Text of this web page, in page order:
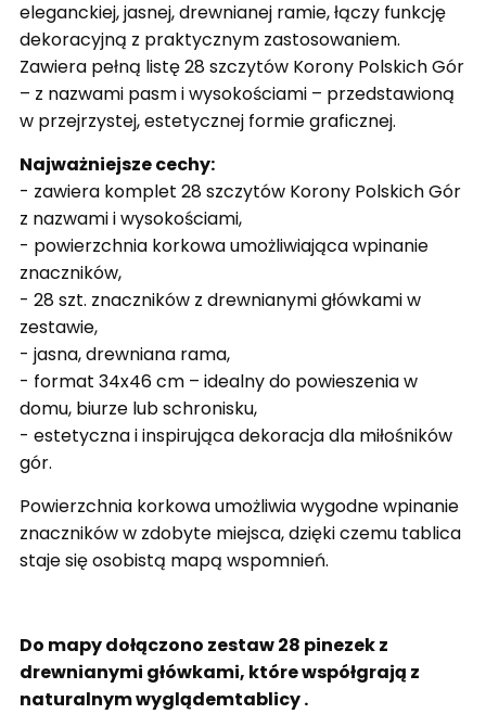
eleganckiej, jasnej, drewnianej ramie, łączy funkcję
dekoracyjną z praktycznym zastosowaniem.
Zawiera pełną listę 28 szczytów Korony Polskich Gór
– z nazwami pasm i wysokościami – przedstawioną
w przejrzystej, estetycznej formie graficznej.
Najważniejsze cechy:
- zawiera komplet 28 szczytów Korony Polskich Gór
z nazwami i wysokościami,
- powierzchnia korkowa umożliwiająca wpinanie
znaczników,
- 28 szt. znaczników z drewnianymi główkami w
zestawie,
- jasna, drewniana rama,
- format 34x46 cm – idealny do powieszenia w
domu, biurze lub schronisku,
- estetyczna i inspirująca dekoracja dla miłośników
gór.
Powierzchnia korkowa umożliwia wygodne wpinanie
znaczników w zdobyte miejsca, dzięki czemu tablica
staje się osobistą mapą wspomnień.
Do mapy dołączono zestaw 28 pinezek z
drewnianymi główkami, które współgrają z
naturalnym wyglądemtablicy .